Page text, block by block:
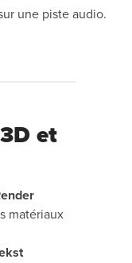
une piste audio.
et
matériaux